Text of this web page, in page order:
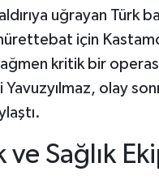
uğrayan Türk
için
kritik bir
Yavuzyılmaz, olay
ve Sağlık